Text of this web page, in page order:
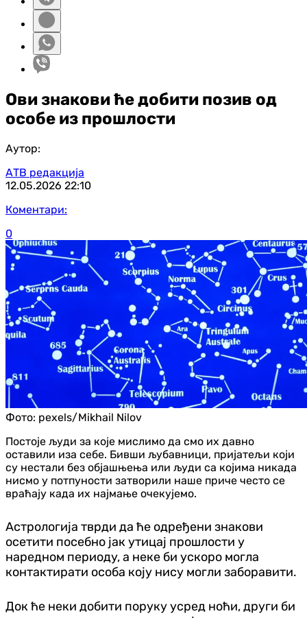
Ови знакови ће добити позив од
особе из прошлости
Аутор:
АТВ редакција
12.05.2026 22:10
Коментари:
0
Фото: pexels/Mikhail Nilov
Постоје људи за које мислимо да смо их давно
оставили иза себе. Бивши љубавници, пријатељи који
су нестали без објашњења или људи са којима никада
нисмо у потпуности затворили наше приче често се
враћају када их најмање очекујемо.
Астрологија тврди да ће одређени знакови
осетити посебно јак утицај прошлости у
наредном периоду, а неке би ускоро могла
контактирати особа коју нису могли заборавити.
Док ће неки добити поруку усред ноћи, други би